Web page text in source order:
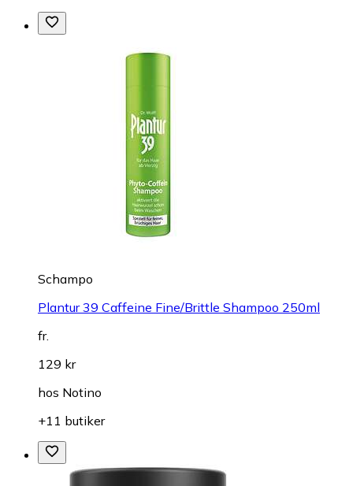
Schampo
Plantur 39 Caffeine Fine/Brittle Shampoo 250ml
fr.
129 kr
hos Notino
+11 butiker